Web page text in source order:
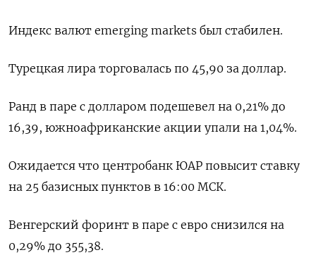
Индекс валют emerging markets был стабилен.
Турецкая лира торговалась по 45,90 за доллар.
Ранд в паре с долларом подешевел на 0,21% ​до
16,39, южноафриканские акции ⁠упали на 1,04%.
Ожидается что центробанк ЮАР повысит ставку
на 25 базисных пунктов в 16:00 ‌МСК.
Венгерский форинт в паре с евро снизился на
‌0,29% до 355,38.